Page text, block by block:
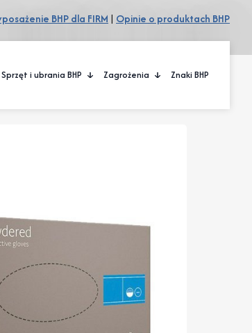
BHP dla FIRM | Opinie o produktach BHP
Sprzęt i ubrania BHP Zagrożenia Znaki BHP